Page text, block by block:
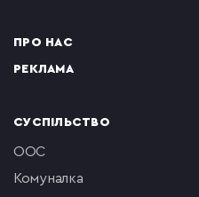
ПРО НАС
РЕКЛАМА
СУСПІЛЬСТВО
ООС
комуналка